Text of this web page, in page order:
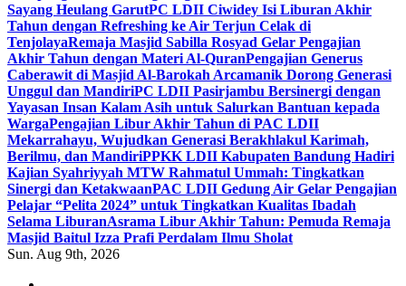
Sayang Heulang GarutPC LDII Ciwidey Isi Liburan Akhir
Tahun dengan Refreshing ke Air Terjun Celak di
TenjolayaRemaja Masjid Sabilla Rosyad Gelar Pengajian
Akhir Tahun dengan Materi Al-QuranPengajian Generus
Caberawit di Masjid Al-Barokah Arcamanik Dorong Generasi
Unggul dan MandiriPC LDII Pasirjambu Bersinergi dengan
Yayasan Insan Kalam Asih untuk Salurkan Bantuan kepada
WargaPengajian Libur Akhir Tahun di PAC LDII
Mekarrahayu, Wujudkan Generasi Berakhlakul Karimah,
Berilmu, dan MandiriPPKK LDII Kabupaten Bandung Hadiri
Kajian Syahriyyah MTW Rahmatul Ummah: Tingkatkan
Sinergi dan KetakwaanPAC LDII Gedung Air Gelar Pengajian
Pelajar “Pelita 2024” untuk Tingkatkan Kualitas Ibadah
Selama LiburanAsrama Libur Akhir Tahun: Pemuda Remaja
Masjid Baitul Izza Prafi Perdalam Ilmu Sholat
Sun. Aug 9th, 2026